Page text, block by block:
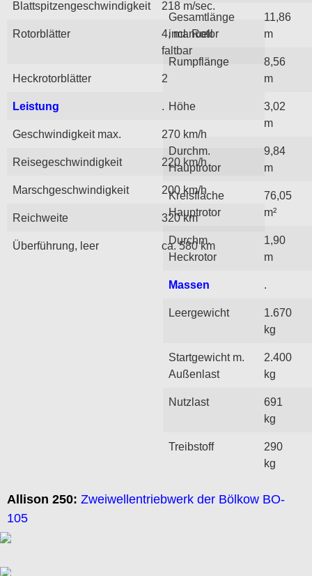
Blattspitzengeschwindigkeit 218 m/sec.
Rotorblätter
4, manuell
faltbar
Heckrotorblätter 2
Leistung
Geschwindigkeit max. 270 km/h
Reisegeschwindigkeit 220 km/h
Marschgeschwindigkeit 200 km/h
Reichweite 320 km
Überführung, leer ca. 580 km
Gesamtlänge
incl. Rotor
11,86
m
Rumpflänge
8,56
m
Höhe
3,02
m
Durchm.
Hauptrotor
9,84
m
Kreisfläche
Hauptrotor
76,05
m²
Durchm.
Heckrotor
1,90
m
Massen
Leergewicht
1.670
kg
Startgewicht m.
Außenlast
2.400
kg
Nutzlast
691
kg
Treibstoff
290
kg
Allison 250: Zweiwellentriebwerk der Bölkow BO-
105